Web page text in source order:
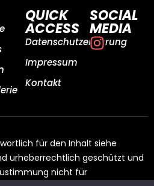
QUICK
ACCESS
Datenschutzerklärung
Impressum
Kontakt
SOCIAL
MEDIA
für den Inhalt siehe
urheberrechtlich geschützt und
nicht für